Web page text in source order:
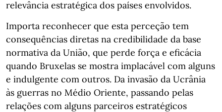
relevância estratégica dos países envolvidos.
Importa reconhecer que esta perceção tem
consequências diretas na credibilidade da base
normativa da União, que perde força e eficácia
quando Bruxelas se mostra implacável com alguns
e indulgente com outros. Da invasão da Ucrânia
às guerras no Médio Oriente, passando pelas
relações com alguns parceiros estratégicos